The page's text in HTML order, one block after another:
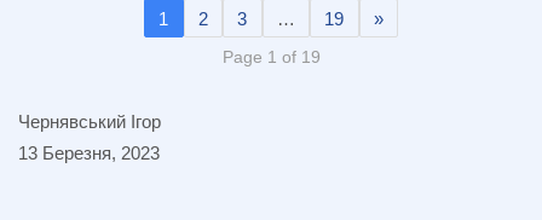
1 2 3 … 19 »
Page 1 of 19
Чернявський Ігор
13 Березня, 2023